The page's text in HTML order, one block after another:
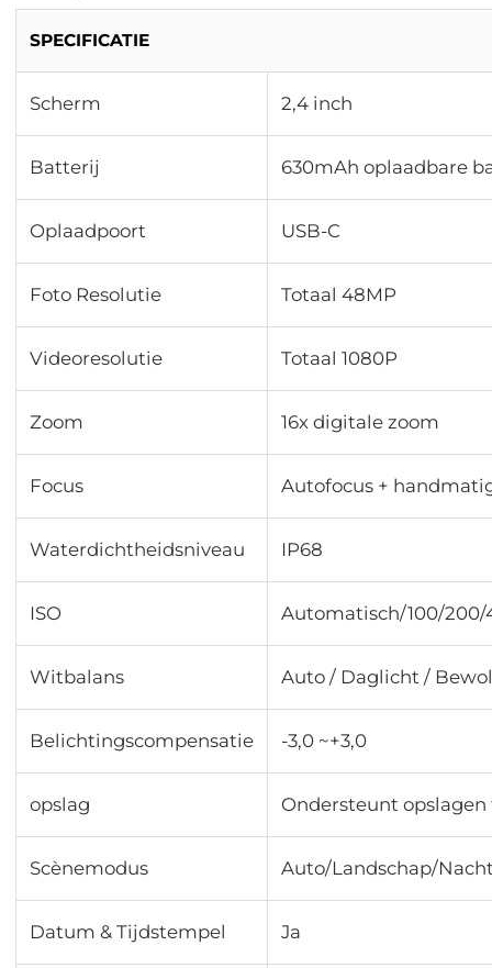
SPECIFICATIE
Scherm 2,4 inch
Batterij 630mAh oplaadbare
Oplaadpoort USB-C
Foto Resolutie Totaal 48MP
Videoresolutie Totaal 1080P
Zoom 16x digitale zoom
Focus Autofocus +
Waterdichtheidsniveau IP68
ISO Automatisch/100/
Witbalans Auto / Daglicht /
Belichtingscompensatie -3,0 ~+3,0
opslag Ondersteunt opslagen
Scènemodus Auto/Landschap/
Datum & Tijdstempel Ja